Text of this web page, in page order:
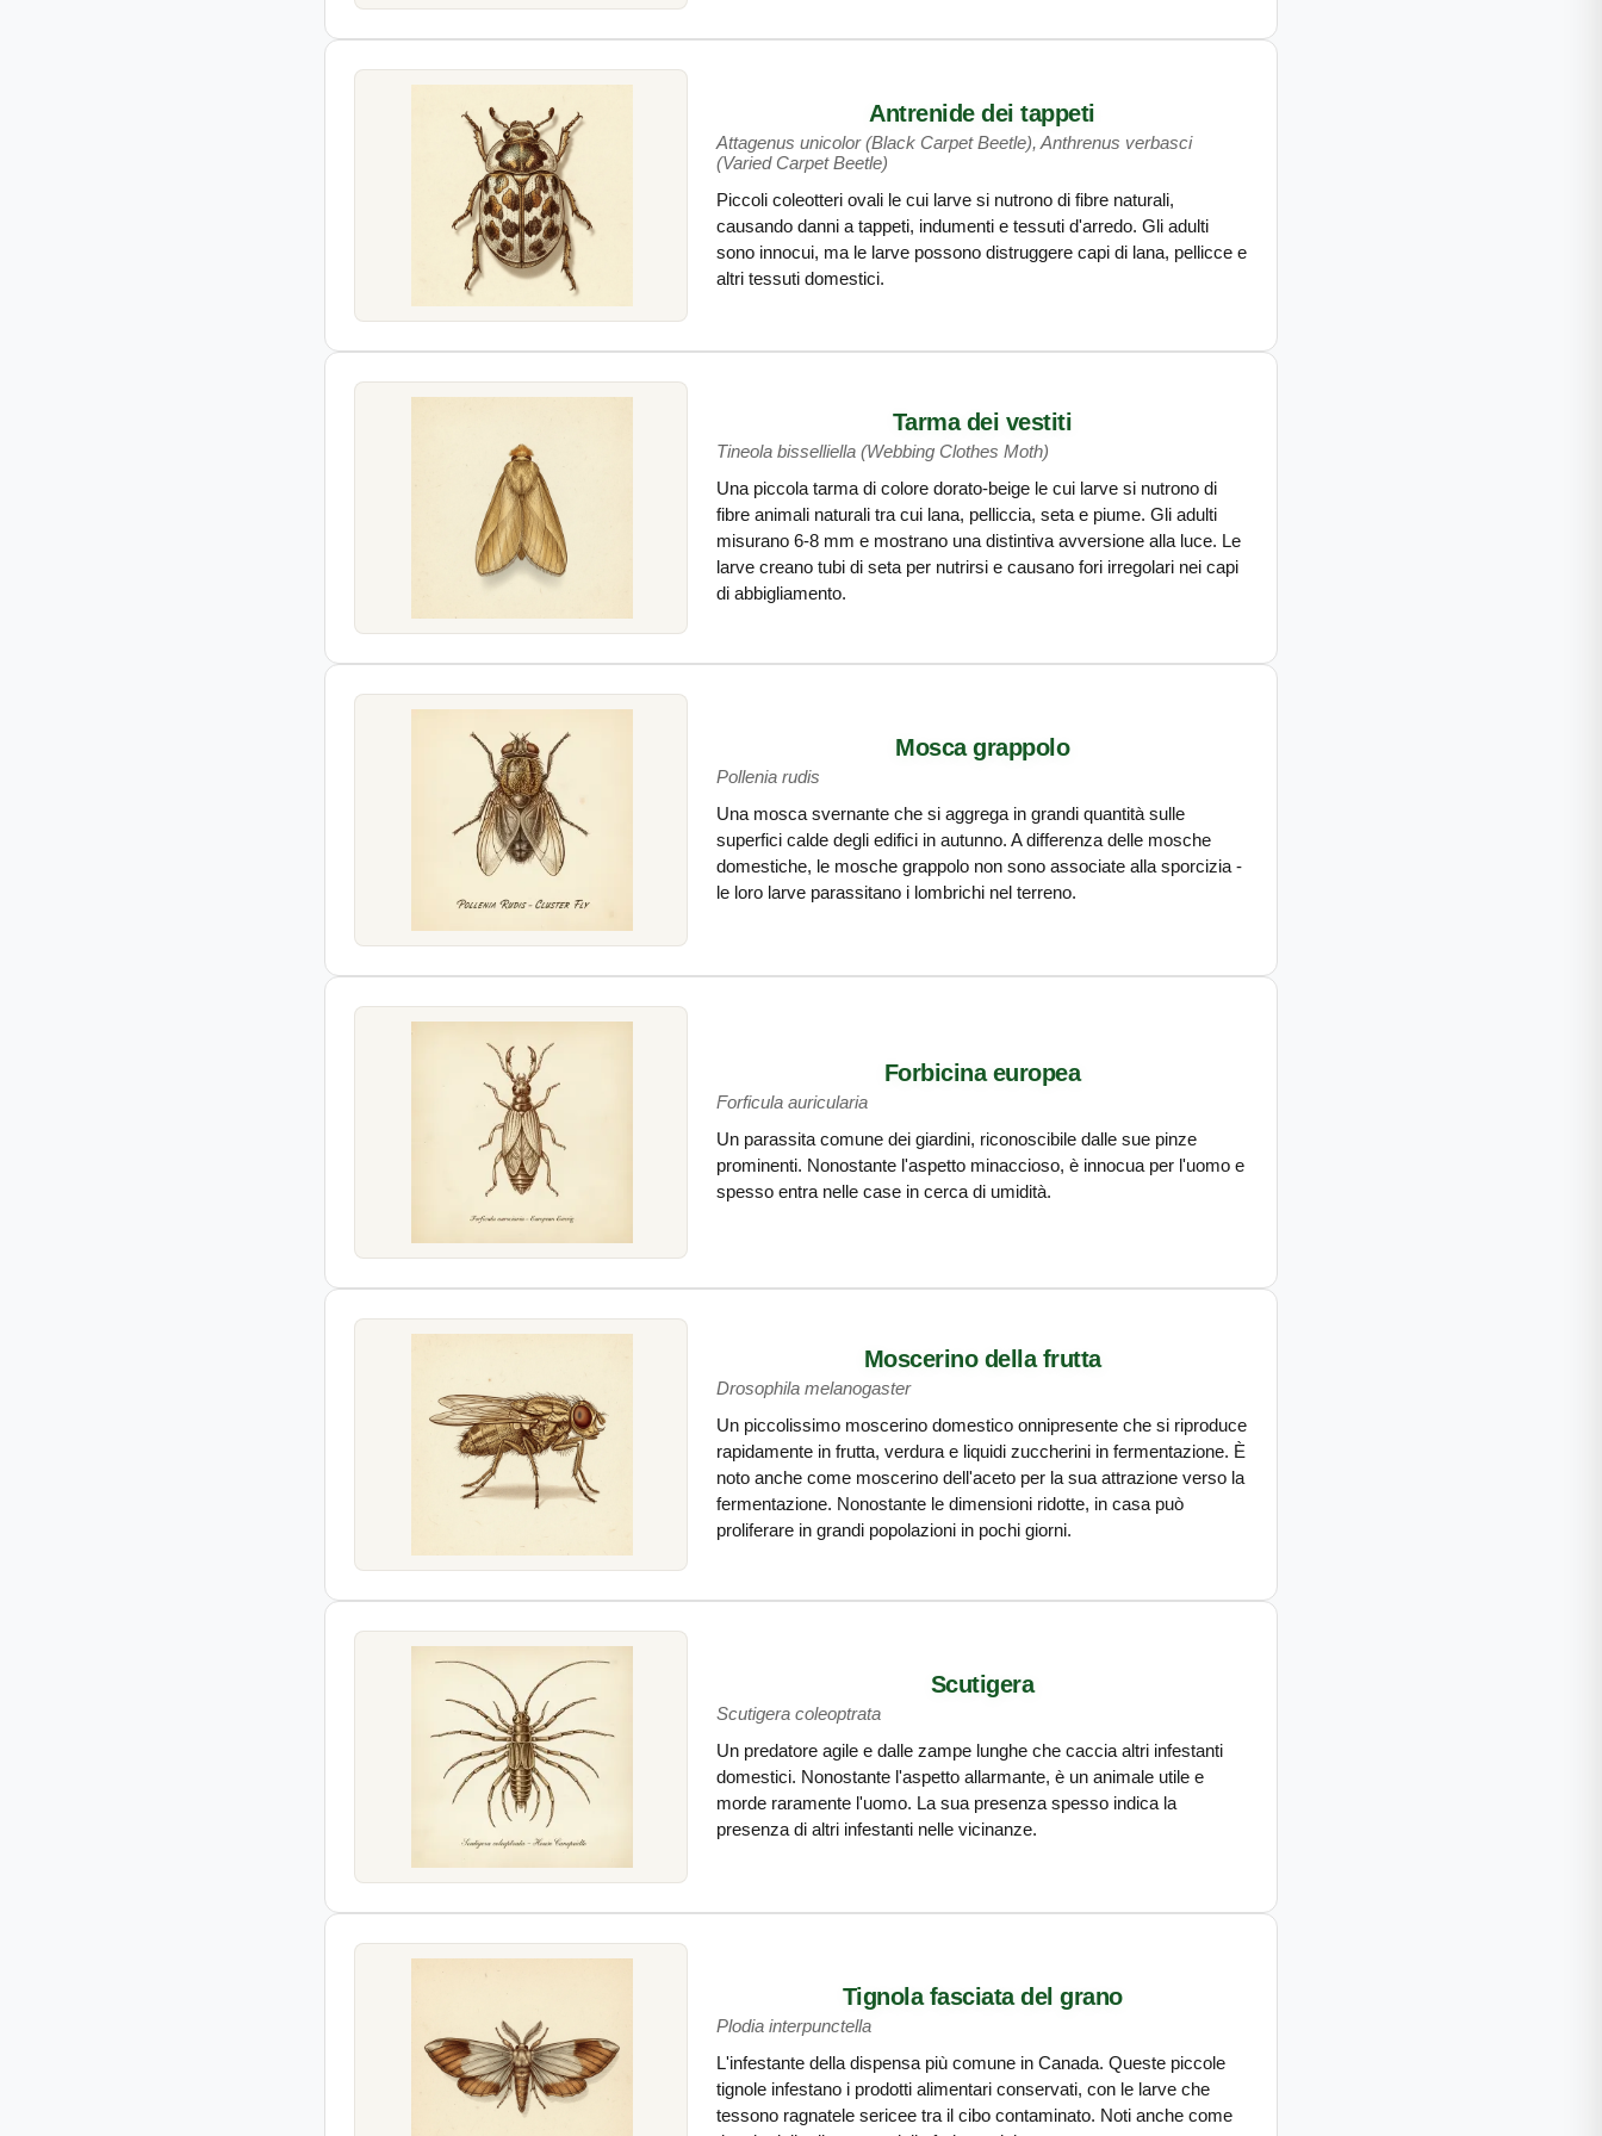
Antrenide dei tappeti
Attagenus unicolor (Black Carpet Beetle), Anthrenus verbasci
(Varied Carpet Beetle)
Piccoli coleotteri ovali le cui larve si nutrono di fibre naturali,
causando danni a tappeti, indumenti e tessuti d'arredo. Gli adulti
sono innocui, ma le larve possono distruggere capi di lana, pellicce e
altri tessuti domestici.
Tarma dei vestiti
Tineola bisselliella (Webbing Clothes Moth)
Una piccola tarma di colore dorato-beige le cui larve si nutrono di
fibre animali naturali tra cui lana, pelliccia, seta e piume. Gli adulti
misurano 6-8 mm e mostrano una distintiva avversione alla luce. Le
larve creano tubi di seta per nutrirsi e causano fori irregolari nei capi
di abbigliamento.
Mosca grappolo
Pollenia rudis
Una mosca svernante che si aggrega in grandi quantità sulle
superfici calde degli edifici in autunno. A differenza delle mosche
domestiche, le mosche grappolo non sono associate alla sporcizia -
le loro larve parassitano i lombrichi nel terreno.
Forbicina europea
Forficula auricularia
Un parassita comune dei giardini, riconoscibile dalle sue pinze
prominenti. Nonostante l'aspetto minaccioso, è innocua per l'uomo e
spesso entra nelle case in cerca di umidità.
Moscerino della frutta
Drosophila melanogaster
Un piccolissimo moscerino domestico onnipresente che si riproduce
rapidamente in frutta, verdura e liquidi zuccherini in fermentazione. È
noto anche come moscerino dell'aceto per la sua attrazione verso la
fermentazione. Nonostante le dimensioni ridotte, in casa può
proliferare in grandi popolazioni in pochi giorni.
Scutigera
Scutigera coleoptrata
Un predatore agile e dalle zampe lunghe che caccia altri infestanti
domestici. Nonostante l'aspetto allarmante, è un animale utile e
morde raramente l'uomo. La sua presenza spesso indica la
presenza di altri infestanti nelle vicinanze.
Tignola fasciata del grano
Plodia interpunctella
L'infestante della dispensa più comune in Canada. Queste piccole
tignole infestano i prodotti alimentari conservati, con le larve che
tessono ragnatele sericee tra il cibo contaminato. Noti anche come